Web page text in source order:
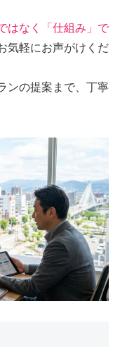
はなく「仕組み」で
気軽にお声がけくだ
ンの提案まで、丁寧